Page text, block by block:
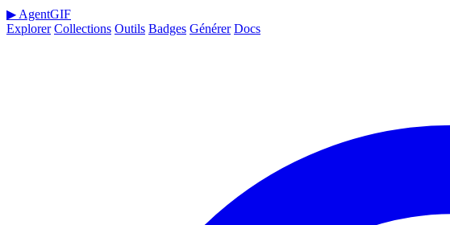
▶ AgentGIF
Explorer Collections Outils Badges Générer Docs